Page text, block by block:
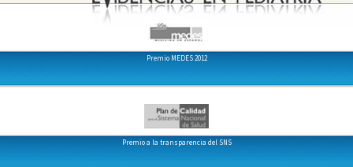
Premio MEDES 2012
Premio a la transparencia del SNS